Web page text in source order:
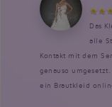
Das
alle
Kontakt mit dem
genauso
ein Brautkleid